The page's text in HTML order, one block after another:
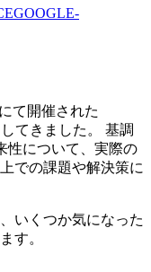
GOOGLE-
て開催された
てきました。 基調
性について、実際の
での課題や解決策に
いくつか気になった
す。